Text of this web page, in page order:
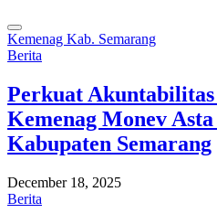
Kemenag Kab. Semarang
Berita
Perkuat
Kemenag Monev
Kabupaten Semarang
December 18, 2025
Berita